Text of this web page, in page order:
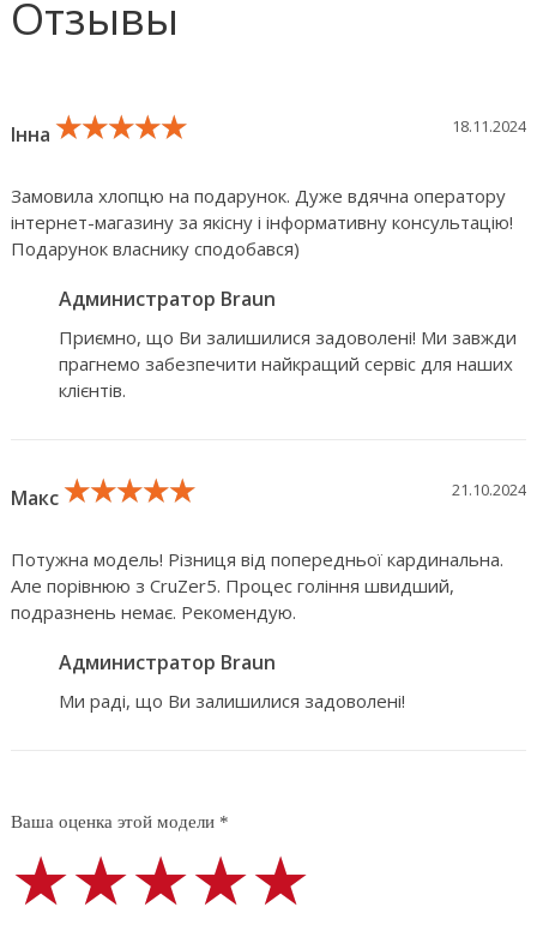
Отзывы
Інна ★★★★★
★★★★★
★★★★★ 18.11.2024
Замовила хлопцю на подарунок. Дуже вдячна оператору
інтернет-магазину за якісну і інформативну консультацію!
Подарунок власнику сподобався)
Администратор Braun
Приємно, що Ви залишилися задоволені! Ми завжди
прагнемо забезпечити найкращий сервіс для наших
клієнтів.
Макс ★★★★★
★★★★★
★★★★★ 21.10.2024
Потужна модель! Різниця від попередньої кардинальна.
Але порівнюю з CruZer5. Процес гоління швидший,
подразнень немає. Рекомендую.
Администратор Braun
Ми раді, що Ви залишилися задоволені!
Ваша оценка этой модели *
★★★★★
★★★★★
★★★★★